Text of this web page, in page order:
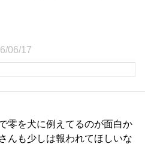
06/17
零を犬に例えてるのが面白か
んも少しは報われてほしいな